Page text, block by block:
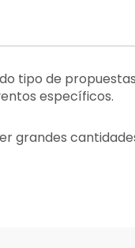
tipo de propuestas
específicos.
grandes